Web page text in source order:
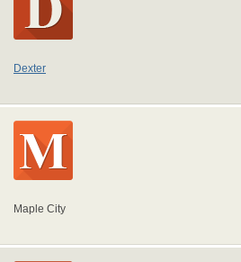
Dexter
Maple City